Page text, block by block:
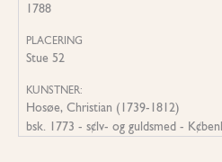
1788
PLACERING
Stue 52
KUNSTNER:
Hosøe, Christian (1739-1812)
bsk. 1773 - s¢lv- og guldsmed -